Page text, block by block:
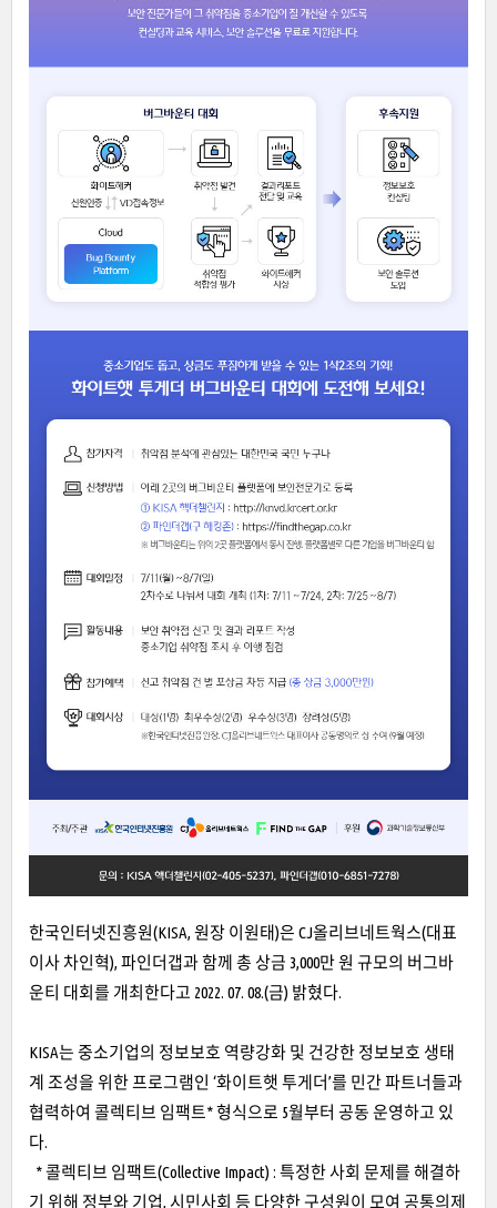
한국인터넷진흥원(KISA, 원장 이원태)은 CJ올리브네트웍스(대표
이사 차인혁), 파인더갭과 함께 총 상금 3,000만 원 규모의 버그바
운티 대회를 개최한다고 2022. 07. 08.(금) 밝혔다.
KISA는 중소기업의 정보보호 역량강화 및 건강한 정보보호 생태
계 조성을 위한 프로그램인 ‘화이트햇 투게더’를 민간 파트너들과
협력하여 콜렉티브 임팩트* 형식으로 5월부터 공동 운영하고 있
다.
* 콜렉티브 임팩트(Collective Impact) : 특정한 사회 문제를 해결하
기 위해 정부와 기업, 시민사회 등 다양한 구성원이 모여 공통의제